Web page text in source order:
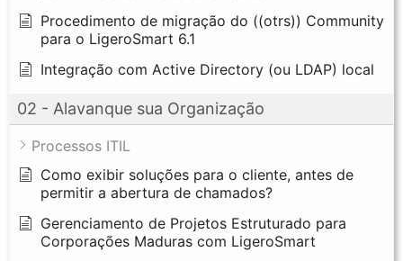
Procedimento de migração do ((otrs)) Community
para o LigeroSmart 6.1
Integração com Active Directory (ou LDAP) local
02 - Alavanque sua Organização
Processos ITIL
Como exibir soluções para o cliente, antes de
permitir a abertura de chamados?
Gerenciamento de Projetos Estruturado para
Corporações Maduras com LigeroSmart